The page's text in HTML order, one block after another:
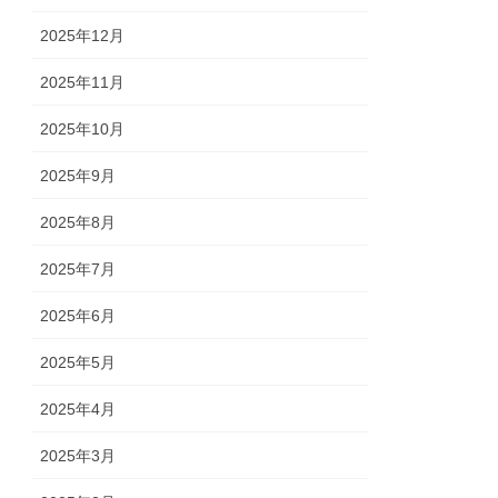
2025年12月
2025年11月
2025年10月
2025年9月
2025年8月
2025年7月
2025年6月
2025年5月
2025年4月
2025年3月